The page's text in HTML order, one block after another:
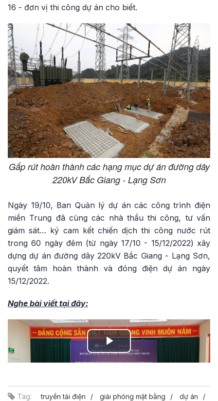
16 - đơn vị thi công dự án cho biết.
Gấp rút hoàn thành các hạng mục dự án đường dây
220kV Bắc Giang - Lạng Sơn
Ngày 19/10, Ban Quản lý dự án các công trình điện
miền Trung đã cùng các nhà thầu thi công, tư vấn
giám sát… ký cam kết chiến dịch thi công nước rút
trong 60 ngày đêm (từ ngày 17/10 - 15/12/2022) xây
dựng dự án đường dây 220kV Bắc Giang - Lạng Sơn,
quyết tâm hoàn thành và đóng điện dự án ngày
15/12/2022.
Nghe bài viết tại đây:
Play
Tag: truyền tải điện giải phóng mặt bằng
dự án